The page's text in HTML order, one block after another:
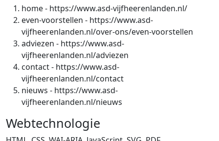
home- https://www.asd-vijfheerenlanden.nl/
even-voorstellen - https://www.asd-
vijfheerenlanden.nl/over-ons/even-voorstellen
adviezen - https://www.asd-
vijfheerenlanden.nl/adviezen
contact- https://www.asd-
vijfheerenlanden.nl/contact
nieuws - https://www.asd-
vijfheerenlanden.nl/nieuws
Webtechnologie